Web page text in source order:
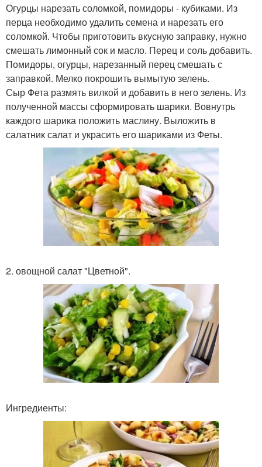
Огурцы нарезать соломкой, помидоры - кубиками. Из
перца необходимо удалить семена и нарезать его
соломкой. Чтобы приготовить вкусную заправку, нужно
смешать лимонный сок и масло. Перец и соль добавить.
Помидоры, огурцы, нарезанный перец смешать с
заправкой. Мелко покрошить вымытую зелень.
Сыр Фета размять вилкой и добавить в него зелень. Из
полученной массы сформировать шарики. Вовнутрь
каждого шарика положить маслину. Выложить в
салатник салат и украсить его шариками из Феты.
2. овощной салат "Цветной".
Ингредиенты: